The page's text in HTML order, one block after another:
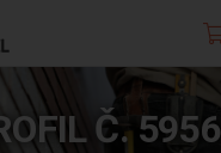
Č. 5956